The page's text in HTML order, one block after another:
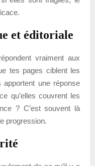
et éditoriale
vraiment aux
tes pages ciblent les
apportent une réponse
qu’elles couvrent les
? C’est souvent là
progression.